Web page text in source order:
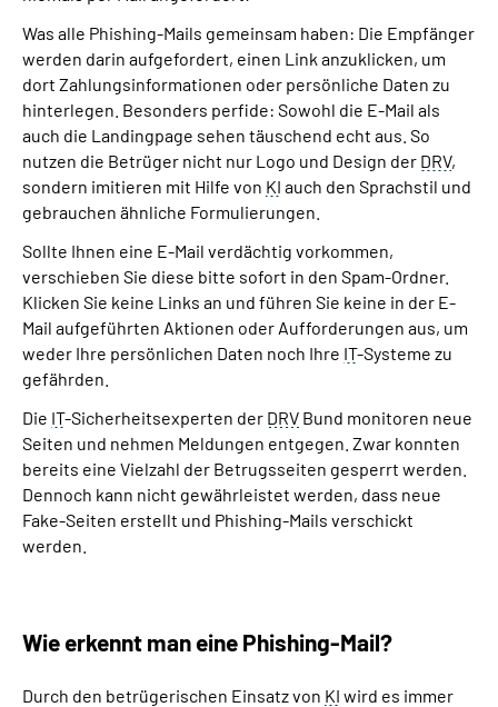
Was alle Phishing-Mails gemeinsam haben: Die Empfänger
werden darin aufgefordert, einen Link anzuklicken, um
dort Zahlungsinformationen oder persönliche Daten zu
hinterlegen. Besonders perfide: Sowohl die E-Mail als
auch die Landingpage sehen täuschend echt aus. So
nutzen die Betrüger nicht nur Logo und Design der DRV,
sondern imitieren mit Hilfe von KI auch den Sprachstil und
gebrauchen ähnliche Formulierungen.
Sollte Ihnen eine E-Mail verdächtig vorkommen,
verschieben Sie diese bitte sofort in den Spam-Ordner.
Klicken Sie keine Links an und führen Sie keine in der E-
Mail aufgeführten Aktionen oder Aufforderungen aus, um
weder Ihre persönlichen Daten noch Ihre IT-Systeme zu
gefährden.
Die IT-Sicherheitsexperten der DRV Bund monitoren neue
Seiten und nehmen Meldungen entgegen. Zwar konnten
bereits eine Vielzahl der Betrugsseiten gesperrt werden.
Dennoch kann nicht gewährleistet werden, dass neue
Fake-Seiten erstellt und Phishing-Mails verschickt
werden.
Wie erkennt man eine Phishing-Mail?
Durch den betrügerischen Einsatz von KI wird es immer